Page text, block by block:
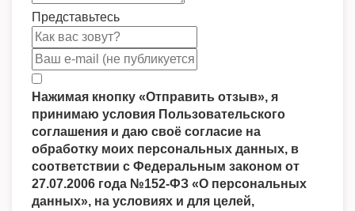
Представьтесь
Нажимая кнопку «Отправить отзыв», я
принимаю условия Пользовательского
соглашения и даю своё согласие на
обработку моих персональных данных, в
соответствии с Федеральным законом от
27.07.2006 года №152-ФЗ «О персональных
данных», на условиях и для целей,